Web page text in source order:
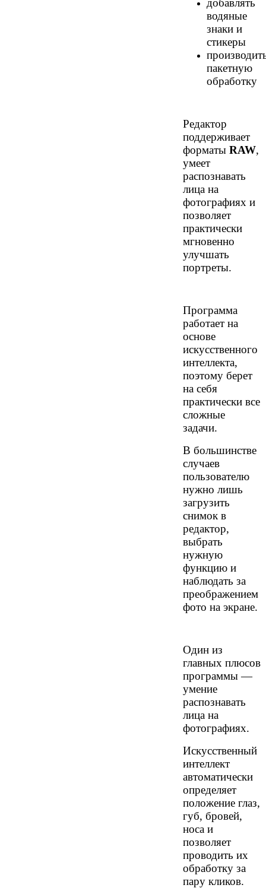
добавлять
водяные
знаки и
стикеры
пакетную
обработку
Редактор
поддерживает
форматы RAW,
умеет
распознавать
лица на
фотографиях и
позволяет
практически
мгновенно
улучшать
портреты.
Программа
работает на
основе
искусственного
интеллекта,
поэтому берет
на себя
практически все
сложные
задачи.
В большинстве
случаев
пользователю
нужно лишь
загрузить
снимок в
редактор,
выбрать
нужную
функцию и
наблюдать за
преображением
фото на экране.
Один из
главных плюсов
программы—
умение
распознавать
лица на
фотографиях.
Искусственный
интеллект
автоматически
определяет
положение глаз,
губ, бровей,
носа и
позволяет
проводить их
обработку за
пару кликов.